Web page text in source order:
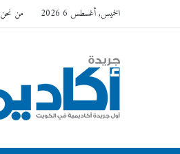
الخميس, أغسطس 6 2026 من نحن